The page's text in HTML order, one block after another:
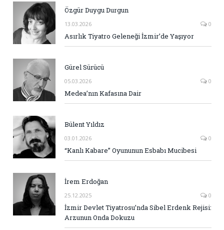
Özgür Duygu Durgun
13.03.2026 0
Asırlık Tiyatro Geleneği İzmir’de Yaşıyor
Gürel Sürücü
05.03.2026 0
Medea’nın Kafasına Dair
Bülent Yıldız
03.01.2026 0
“Kanlı Kabare” Oyununun Esbabı Mucibesi
İrem Erdoğan
25.12.2025 0
İzmir Devlet Tiyatrosu’nda Sibel Erdenk Rejisi:
Arzunun Onda Dokuzu